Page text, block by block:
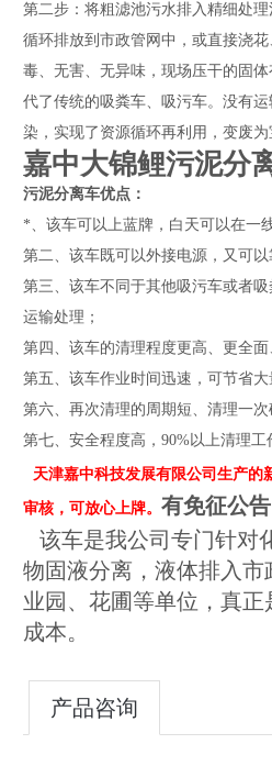
第二步：将粗滤池污水排入精细处
循环排放到市政管网中，或直接浇
毒、无害、无异味，现场压干的固
代了传统的吸粪车、吸污车。没有
染，实现了资源循环再利用，变废为
嘉中大锦鲤污泥分
污泥分离车优点：
*、该车可以上蓝牌，白天可以在一
第二、该车既可以外接电源，又可
第三、该车不同于其他吸污车或者
运输处理；
第四、该车的清理程度更高、更全
第五、该车作业时间迅速，可节省
第六、再次清理的周期短、清理一次
第七、安全程度高，90%以上清理
天津嘉中科技发展有限公司生产
审核，可放心上牌。 有免征公
该车是我公司专门针对
物固液分离，液体排入
业园、花圃等单位，真
成本。
产品咨询